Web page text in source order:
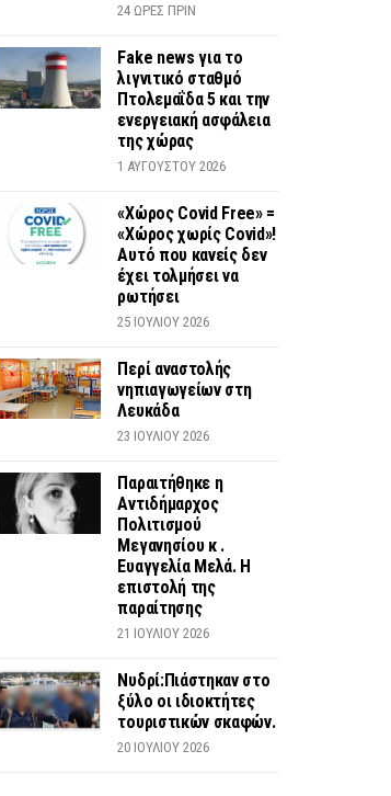
24 ΏΡΕΣ ΠΡΙΝ
Fake news για το
λιγνιτικό σταθμό
Πτολεμαΐδα 5 και την
ενεργειακή ασφάλεια
της χώρας
1 ΑΥΓΟΎΣΤΟΥ 2026
«Χώρος Covid Free» =
«Χώρος χωρίς Covid»!
Αυτό που κανείς δεν
έχει τολμήσει να
ρωτήσει
25 ΙΟΥΛΊΟΥ 2026
Περί αναστολής
νηπιαγωγείων στη
Λευκάδα
23 ΙΟΥΛΊΟΥ 2026
Παραιτήθηκε η
Αντιδήμαρχος
Πολιτισμού
Μεγανησίου κ .
Ευαγγελία Μελά. Η
επιστολή της
παραίτησης
21 ΙΟΥΛΊΟΥ 2026
Νυδρί:Πιάστηκαν στο
ξύλο οι ιδιοκτήτες
τουριστικών σκαφών.
20 ΙΟΥΛΊΟΥ 2026